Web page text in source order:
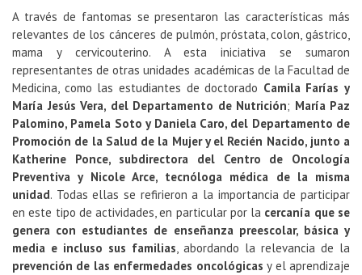
A través de fantomas se presentaron las características más
relevantes de los cánceres de pulmón, próstata, colon, gástrico,
mama y cervicouterino. A esta iniciativa se sumaron
representantes de otras unidades académicas de la Facultad de
Medicina, como las estudiantes de doctorado Camila Farías y
María Jesús Vera, del Departamento de Nutrición; María Paz
Palomino, Pamela Soto y Daniela Caro, del Departamento de
Promoción de la Salud de la Mujer y el Recién Nacido, junto a
Katherine Ponce, subdirectora del Centro de Oncología
Preventiva y Nicole Arce, tecnóloga médica de la misma
unidad. Todas ellas se refirieron a la importancia de participar
en este tipo de actividades, en particular por la cercanía que se
genera con estudiantes de enseñanza preescolar, básica y
media e incluso sus familias, abordando la relevancia de la
prevención de las enfermedades oncológicas y el aprendizaje